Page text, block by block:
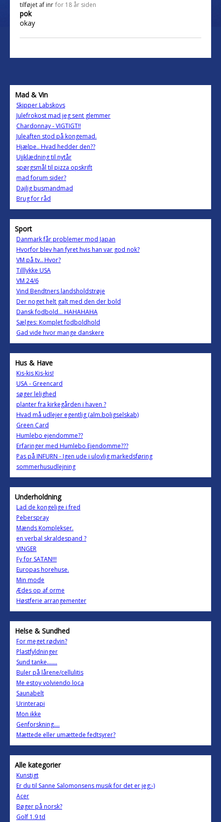
tilføjet af inr for 18 år siden
pok
okay
Mad & Vin
Skipper Labskovs
Julefrokost mad jeg sent glemmer
Chardonnay - VIGTIGT!!
Juleaften stod på kongemad.
Hjælpe.. Hvad hedder den??
Ujjklædning til nytår
spørgsmål til pizza opskrift
mad forum sider?
Dajlig busmandmad
Brug for råd
Sport
Danmark får problemer mod Japan
Hvorfor blev han fyret hvis han var god nok?
VM på tv.. Hvor?
Tilllykke USA
VM 24/6
Vind Bendtners landsholdstrøje
Der noget helt galt med den der bold
Dansk fodbold... HAHAHAHA
Sælges: Komplet fodboldhold
Gad vide hvor mange danskere
Hus & Have
Kis-kis Kis-kis!
USA - Greencard
søger lelighed
planter fra kirkegården i haven ?
Hvad må udlejer egentlig (alm.boligselskab)
Green Card
Humlebo ejendomme??
Erfaringer med Humlebo Ejendomme???
Pas på INFURN - Igen ude i ulovlig markedsføring
sommerhusudlejning
Underholdning
Lad de kongelige i fred
Peberspray
Mænds Komplekser.
en verbal skraldespand ?
VINGER
Fy for SATAN!!!
Europas horehuse.
Min mode
Ædes op af orme
Høstferie arrangementer
Helse & Sundhed
For meget rødvin?
Plastfyldninger
Sund tanke.......
Buler på lårene/cellulitis
Me estoy volviendo loca
Saunabelt
Urinterapi
Mon ikke
Genforskning....
Mættede eller umættede fedtsyrer?
Alle kategorier
Kunstigt
Er du til Sanne Salomonsens musik for det er jeg:-)
Acer
Bøger på norsk?
Golf 1.9 td